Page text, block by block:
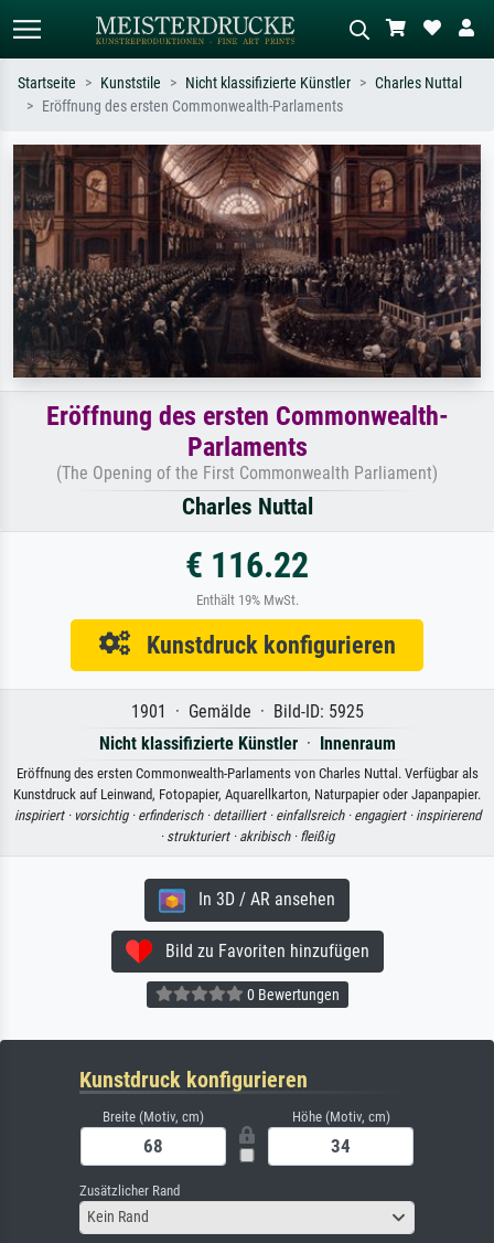
Suchen Sie nach Künstlern, Werktiteln
oder Stilen – z.B. Monet,
Sternennacht, Impressionismus, Welle
Hokusai, Akt.
Beschreiben Sie die Szene – z.B. Grüne
Wiese, Abstrakt mit viel Rot, Dunkles
Ölgemälde, Stehender Akt neben einem
Baum.
Startseite Kunststile Nicht klassifizierte Künstler
Charles Nuttal
Eröffnung des ersten Commonwealth-Parlaments
Eröffnung des ersten Commonwealth-
Parlaments
(The Opening of the First Commonwealth Parliament)
Charles Nuttal
€ 116.22
Enthält 19% MwSt.
Kunstdruck konfigurieren
1901 · Gemälde · Bild-ID: 5925
Nicht klassifizierte Künstler· Innenraum
Eröffnung des ersten Commonwealth-Parlaments von Charles Nuttal. Verfügbar als
Kunstdruck auf Leinwand, Fotopapier, Aquarellkarton, Naturpapier oder Japanpapier.
inspiriert · vorsichtig · erfinderisch · detailliert · einfallsreich · engagiert · inspirierend
· strukturiert · akribisch · fleißig
In 3D / AR ansehen
Bild zu Favoriten hinzufügen
0 Bewertungen
Kunstdruck konfigurieren
Breite (Motiv, cm) Höhe (Motiv, cm)
Zusätzlicher Rand
Kein Rand